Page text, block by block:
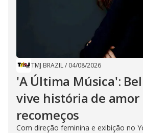
TMJ BRAZIL/ 04/08/2026
'A Última Música':
vive história de amor
recomeços
Com direção feminina e exibição no